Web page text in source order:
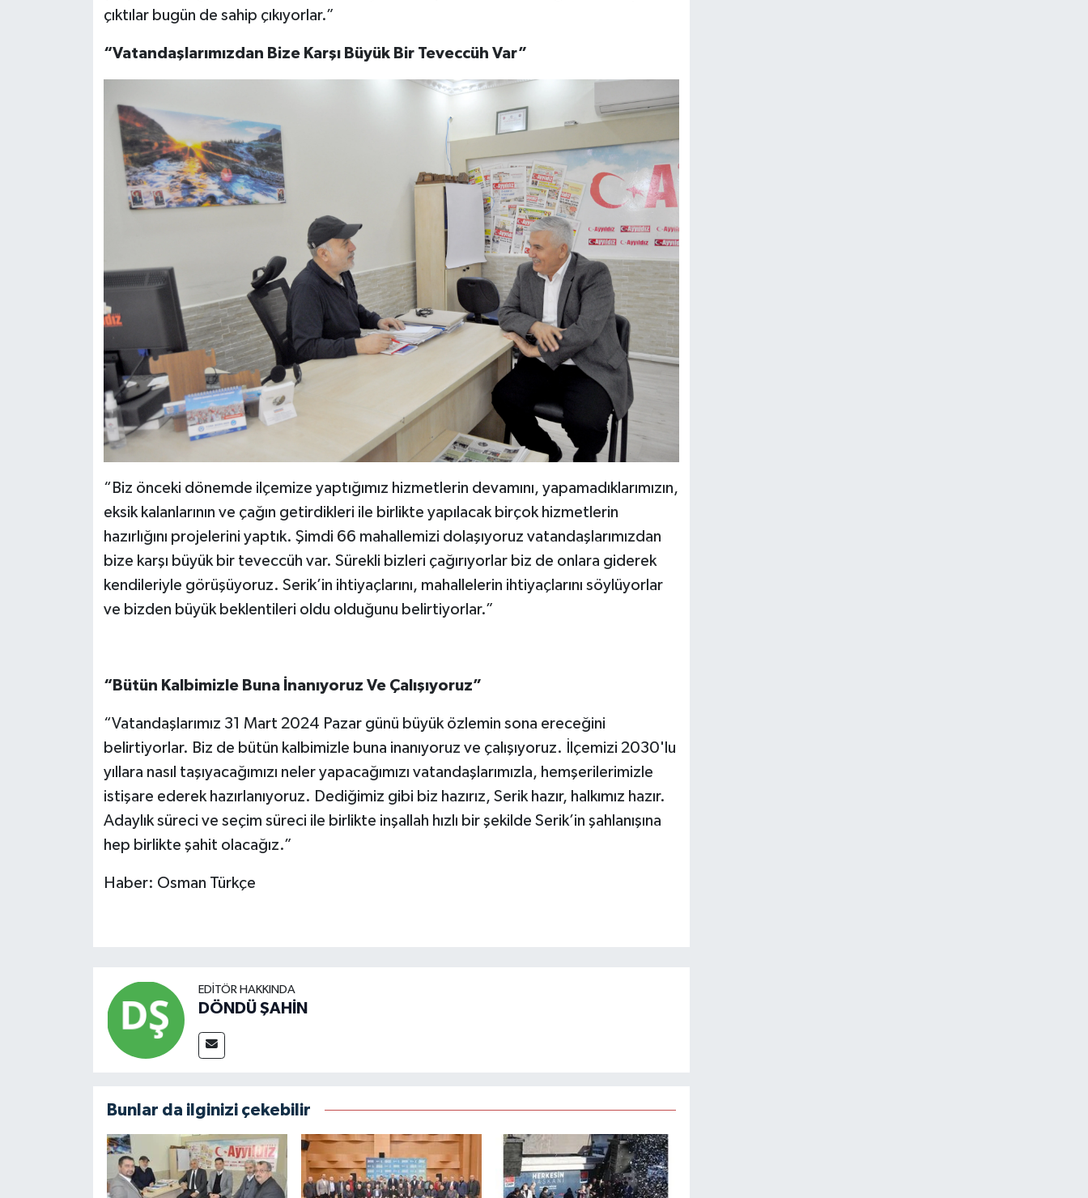
çıktılar bugün de sahip çıkıyorlar.”
“Vatandaşlarımızdan Bize Karşı Büyük Bir Teveccüh Var”
“Biz önceki dönemde ilçemize yaptığımız hizmetlerin devamını, yapamadıklarımızın,
eksik kalanlarının ve çağın getirdikleri ile birlikte yapılacak birçok hizmetlerin
hazırlığını projelerini yaptık. Şimdi 66 mahallemizi dolaşıyoruz vatandaşlarımızdan
bize karşı büyük bir teveccüh var. Sürekli bizleri çağırıyorlar biz de onlara giderek
kendileriyle görüşüyoruz. Serik’in ihtiyaçlarını, mahallelerin ihtiyaçlarını söylüyorlar
ve bizden büyük beklentileri oldu olduğunu belirtiyorlar.”
“Bütün Kalbimizle Buna İnanıyoruz Ve Çalışıyoruz”
“Vatandaşlarımız 31 Mart 2024 Pazar günü büyük özlemin sona ereceğini
belirtiyorlar. Biz de bütün kalbimizle buna inanıyoruz ve çalışıyoruz. İlçemizi 2030'lu
yıllara nasıl taşıyacağımızı neler yapacağımızı vatandaşlarımızla, hemşerilerimizle
istişare ederek hazırlanıyoruz. Dediğimiz gibi biz hazırız, Serik hazır, halkımız hazır.
Adaylık süreci ve seçim süreci ile birlikte inşallah hızlı bir şekilde Serik’in şahlanışına
hep birlikte şahit olacağız.”
Haber: Osman Türkçe
EDITÖR HAKKINDA
DÖNDÜ ŞAHİN
Bunlar da ilginizi çekebilir